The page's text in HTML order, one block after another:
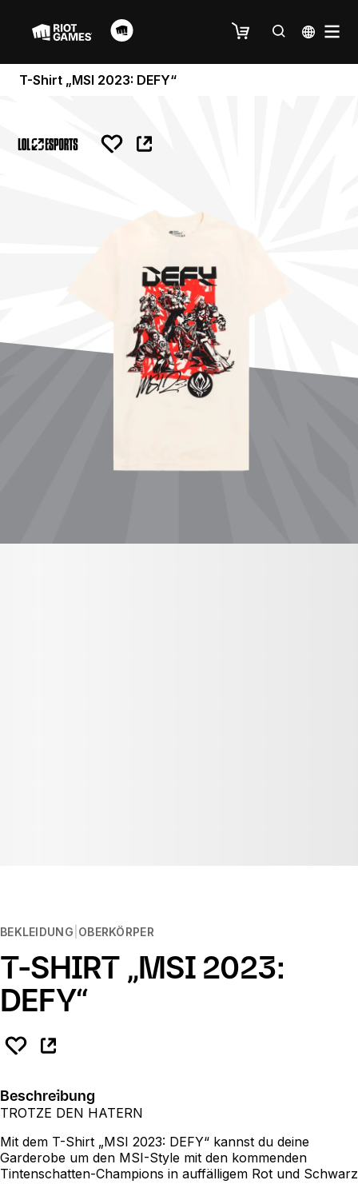
T-Shirt „MSI 2023: DEFY“
BEKLEIDUNG OBERKÖRPER
T-SHIRT „MSI 2023:
DEFY“
Beschreibung
TROTZE DEN HATERN
Mit dem T-Shirt „MSI 2023: DEFY“ kannst du deine
Garderobe um den MSI-Style mit den kommenden
Tintenschatten-Champions in auffälligem Rot und Schwarz